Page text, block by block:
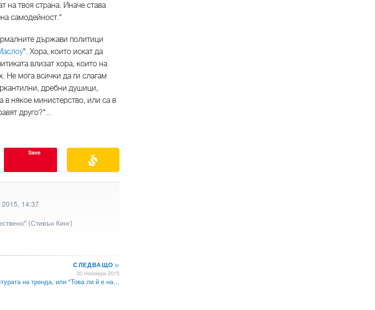
на твоя страна. Иначе става
самодейност."
държави политици
". Хора, които искат да
влизат хора, които на
Не мога всички да ги слагам
дребни душици,
в някое министерство, или са в
друго?"...
Save
14:37
(Стивън Кинг)
СЛЕДВАЩО>>
30 Ноември 2015
на тренда, или "Това ли й е на…